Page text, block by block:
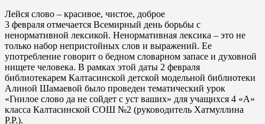
Лейся слово – красивое, чистое, доброе
3 февраля отмечается Всемирный день борьбы с
ненормативной лексикой. Ненормативная лексика – это не
только набор непристойных слов и выражений. Ее
употребление говорит о бедном словарном запасе и духовной
нищете человека. В рамках этой даты 2 февраля
библиотекарем Калтасинской детской модельной библиотеки
Алиной Шамаевой было проведен тематический урок
«Гнилое слово да не сойдет с уст ваших» для учащихся 4 «А»
класса Калтасинской СОШ №2 (руководитель Хатмуллина
Р.Р.).